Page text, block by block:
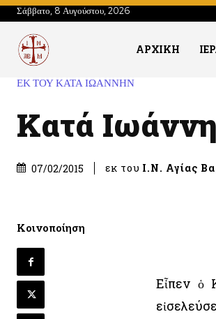
Σάββατο, 8 Αυγούστου, 2026
ΑΡΧΙΚΗ
ΕΚ ΤΟΥ ΚΑΤΑ ΙΩΑΝΝΗΝ
Κατά
07/02/2015 εκ του Ι.Ν. Αγίας
Κοινοποίηση
Εἶπεν ὁ